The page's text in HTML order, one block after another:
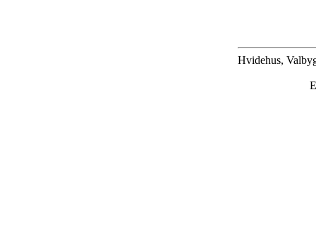
Hvidehus,